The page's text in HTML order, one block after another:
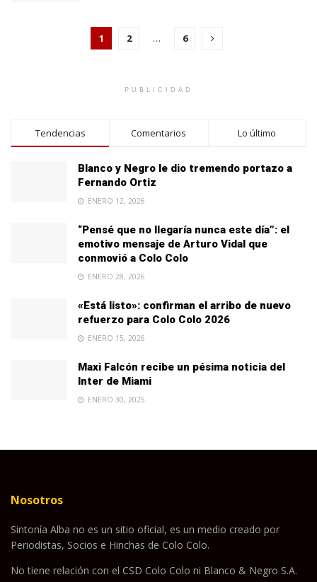
1 2 … 6
PUBLICIDAD
Tendencias Comentarios Lo último
Blanco y Negro le dio tremendo portazo a
Fernando Ortiz
ENERO 12, 2026
“Pensé que no llegaría nunca este día”: el
emotivo mensaje de Arturo Vidal que
conmovió a Colo Colo
ENERO 28, 2026
«Está listo»: confirman el arribo de nuevo
refuerzo para Colo Colo 2026
ENERO 15, 2026
Maxi Falcón recibe un pésima noticia del
Inter de Miami
ENERO 30, 2025
Nosotros
Sintonía Alba no es un sitio oficial, es un medio creado por
Periodistas, Socios e Hinchas de Colo Colo.
No tiene relación con el CSD Colo Colo ni Blanco & Negro S.A.